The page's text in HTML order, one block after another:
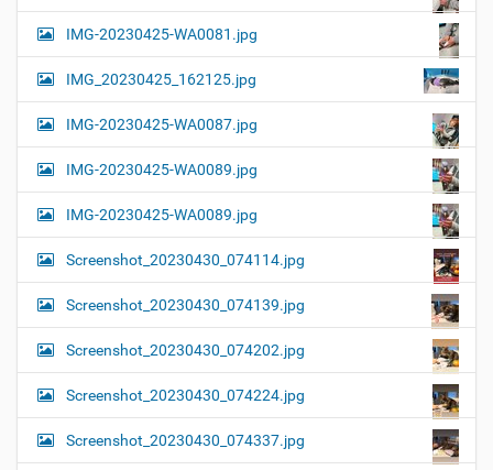
IMG-20230425-WA0081.jpg
IMG_20230425_162125.jpg
IMG-20230425-WA0087.jpg
IMG-20230425-WA0089.jpg
IMG-20230425-WA0089.jpg
Screenshot_20230430_074114.jpg
Screenshot_20230430_074139.jpg
Screenshot_20230430_074202.jpg
Screenshot_20230430_074224.jpg
Screenshot_20230430_074337.jpg